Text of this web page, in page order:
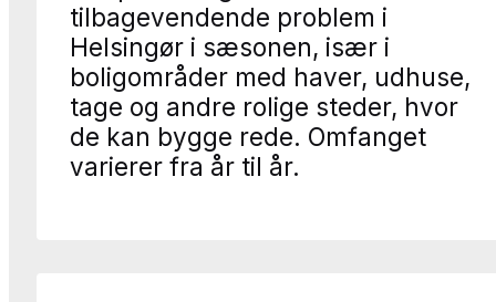
tilbagevendende problem i
Helsingør i sæsonen, især i
boligområder med haver, udhuse,
tage og andre rolige steder, hvor
de kan bygge rede. Omfanget
varierer fra år til år.